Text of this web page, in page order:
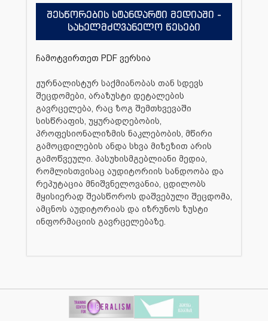
შესწორების სტანდარტი მედიაში -
სახელმძღვანელო წესები
ჩამოტვირთეთ PDF ვერსია
ჟურნალისტურ საქმიანობას თან სდევს
შეცდომები, არაზუსტი დეტალების
გავრცელება, რაც ზოგ შემთხვევაში
სისწრაფის, უყურადღებობის,
პროფესიონალიზმის ნაკლებობის, მწირი
გამოცდილების ანდა სხვა მიზეზით არის
გამოწვეული. პასუხისმგებლიანი მედია,
რომლისთვისაც აუდიტორიის სანდოობა და
რეპუტაცია მნიშვნელოვანია, ცდილობს
მყისიერად შეასწოროს დაშვებული შეცდომა,
ამცნოს აუდიტორიას და იზრუნოს ზუსტი
ინფორმაციის გავრცელებაზე.